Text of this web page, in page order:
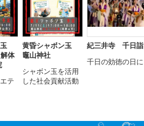
体
テ
黄昏シャボン玉
竈山神社
シャボン玉を活用
した社会貢献活動
紀三井寺 千日詣
千日の効徳の日に